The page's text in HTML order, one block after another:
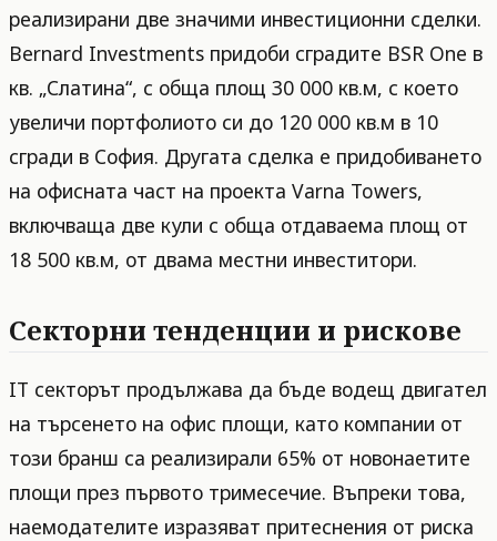
реализирани две значими инвестиционни сделки.
Bernard Investments придоби сградите BSR One в
кв. „Слатина“, с обща площ 30 000 кв.м, с което
увеличи портфолиото си до 120 000 кв.м в 10
сгради в София. Другата сделка е придобиването
на офисната част на проекта Varna Towers,
включваща две кули с обща отдаваема площ от
18 500 кв.м, от двама местни инвеститори.
Секторни тенденции и рискове
IT секторът продължава да бъде водещ двигател
на търсенето на офис площи, като компании от
този бранш са реализирали 65% от новонаетите
площи през първото тримесечие. Въпреки това,
наемодателите изразяват притеснения от риска